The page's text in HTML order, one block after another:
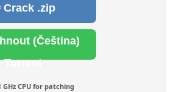
Crack .zip
(Čeština)
Torrent
GHz CPU for patching